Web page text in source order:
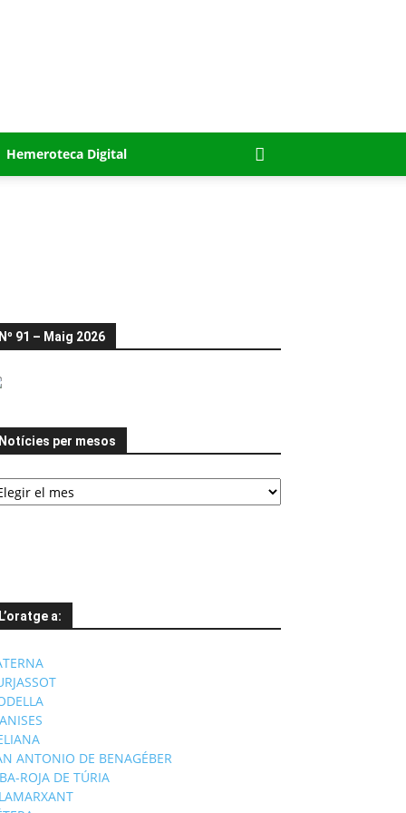
Hemeroteca Digital
Nº 91 – Maig 2026
Notícies per mesos
L’oratge a:
ANTONIO DE BENAGÉBER
ROJA DE TÚRIA